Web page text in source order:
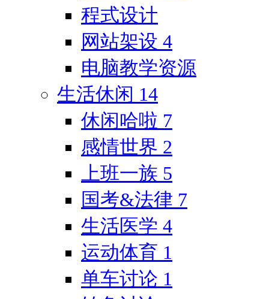
程式设计
网站架设 4
电脑教学资源
生活休闲 14
休闲哈啦 7
感情世界 2
上班一族 5
国考&法律 7
生活医学 4
运动体育 1
单车讨论 1